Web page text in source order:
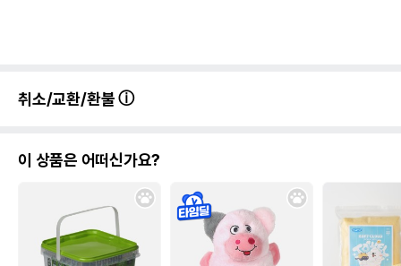
취소/교환/환불
이 상품은 어떠신가요?